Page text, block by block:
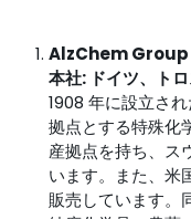
AlzChem Group
本社: ドイツ、ト
1908 年に設立さ
拠点とする特殊化
産拠点を持ち、ス
います。また、米
販売しています。